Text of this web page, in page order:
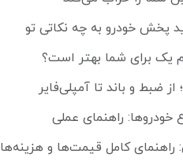
پخش خودرو به چه نکاتی تو
یک برای شما بهتر است؟
ضبط و باند تا آمپلی‌فایر
خودروها: راهنمای عملی
کامل قیمت‌ها و هزینه‌ها